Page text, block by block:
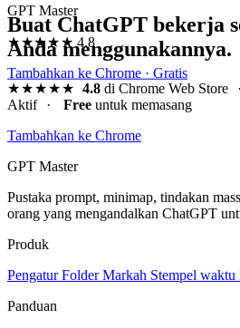
GPT Master
★★★★★ 4.8
Tambahkan ke Chrome · Gratis
Buat ChatGPT bekerja
Anda menggunakannya.
★★★★★ 4.8di Chrome Web Store ·
Aktif
· Free untuk memasang
Tambahkan ke Chrome
GPT Master
Pustaka prompt, minimap, tindakan
orang yang mengandalkan ChatGPT
Produk
PengaturFolderMarkah Stempel waktu
Panduan